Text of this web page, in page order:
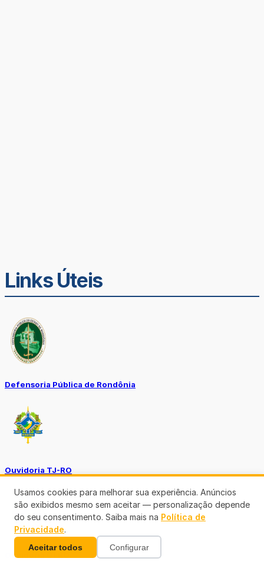
Links Úteis
Defensoria Pública de Rondônia
Ouvidoria TJ-RO
Ouvidoria GERO
Usamos cookies para melhorar sua experiência. Anúncios
são exibidos mesmo sem aceitar — personalização depende
do seu consentimento. Saiba mais na Política de
Privacidade.
Aceitar todos Configurar